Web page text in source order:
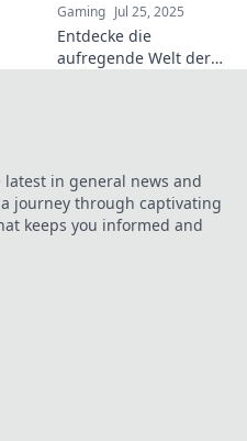
Gaming Jul 25, 2025
Entdecke die
aufregende Welt der
latest in general news and
journey through captivating
keeps you informed and